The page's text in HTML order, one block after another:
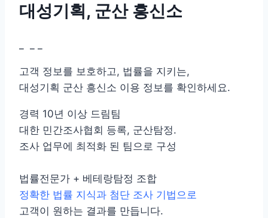
대성기획, 군산 흥신소
고객 정보를 보호하고, 법률을 지키는,
대성기획 군산 흥신소 이용 정보를 확인하세요.
경력 10년 이상 드림팀
대한 민간조사협회 등록, 군산탐정.
조사 업무에 최적화 된 팀으로 구성
법률전문가 + 베테랑탐정 조합
정확한 법률 지식과 첨단 조사 기법으로
고객이 원하는 결과를 만듭니다.